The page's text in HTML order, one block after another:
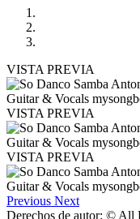
VISTA PREVIA
VISTA PREVIA
VISTA PREVIA
Previous Next
Derechos de autor: © All